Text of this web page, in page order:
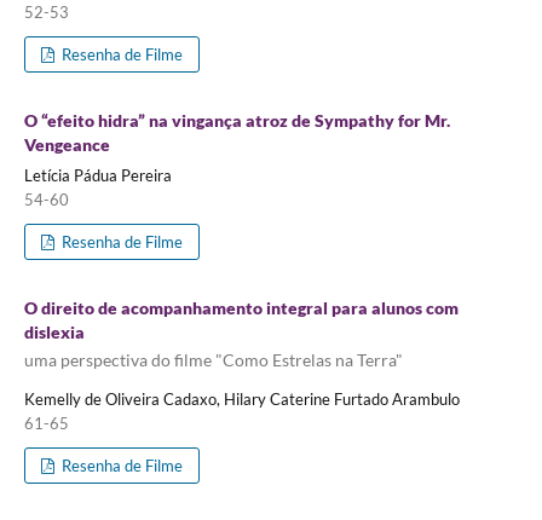
52-53
Resenha de Filme
O “efeito hidra” na vingança atroz de Sympathy for Mr.
Vengeance
Letícia Pádua Pereira
54-60
Resenha de Filme
O direito de acompanhamento integral para alunos com
dislexia
uma perspectiva do filme "Como Estrelas na Terra"
Kemelly de Oliveira Cadaxo, Hilary Caterine Furtado Arambulo
61-65
Resenha de Filme